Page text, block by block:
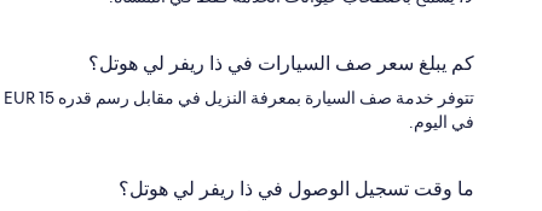
كم يبلغ سعر صف السيارات في ذا ريفر لي هوتل؟
تتوفر خدمة صف السيارة بمعرفة النزيل في مقابل رسم قدره EUR 15
في اليوم.
ما وقت تسجيل الوصول في ذا ريفر لي هوتل؟